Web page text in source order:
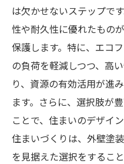
は欠かせないステップで
性や耐久性に優れたもの
保護します。特に、エコ
の負荷を軽減しつつ、高
り、資源の有効活用が進
ます。さらに、選択肢が
ことで、住まいのデザイ
住まいづくりは、外壁塗
を見据えた選択をするこ